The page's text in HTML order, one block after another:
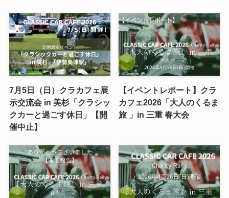
7月5日（日）クラカフェ展
示交流会 in 美杉「クラシッ
クカーと過ごす休日」【開
催中止】
【イベントレポート】クラ
カフェ2026「大人のくるま
旅 」in 三重 春大会